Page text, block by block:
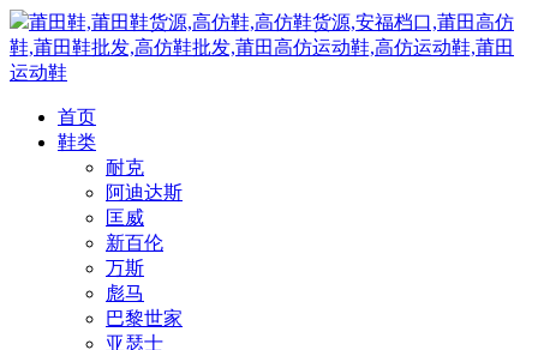
莆田鞋,莆田鞋货源,高仿鞋,高仿鞋货源,安福档口,莆田高仿
鞋,莆田鞋批发,高仿鞋批发,莆田高仿运动鞋,高仿运动鞋,莆田
运动鞋
首页
鞋类
耐克
阿迪达斯
匡威
新百伦
万斯
彪马
巴黎世家
亚瑟士